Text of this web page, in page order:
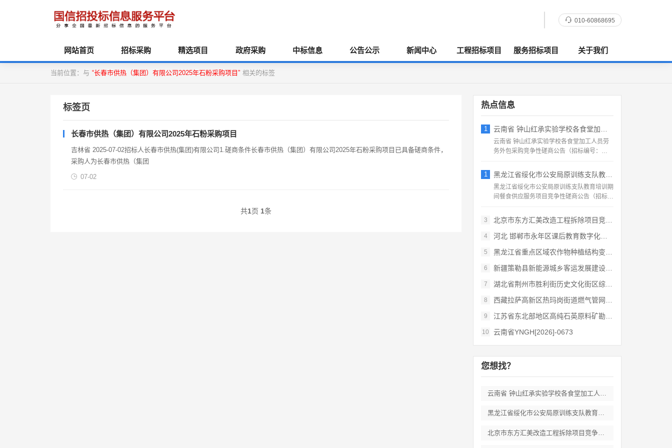
010-60868695
网站首页 招标采购 精选项目 政府采购 中标信息 公告公示 新闻中心 工程招标项目 服务招标项目 关于我们
当前位置：与 “长春市供热（集团）有限公司2025年石粉采购项目” 相关的标签
标签页
长春市供热（集团）有限公司2025年石粉采购项目
吉林省 2025-07-02招标人长春市供热(集团)有限公司1.磋商条件长春市供热（集团）有限公司2025年石粉采购项目已具备磋商条件，
采购人为长春市供热（集团
07-02
共1页 1条
热点信息
1 云南省 钟山红承实验学校各食堂加工人员劳
云南省 钟山红承实验学校各食堂加工人员劳
务外包采购竞争性磋商公告（招标编号：
1 黑龙江省绥化市公安局原训练支队教育培训期
黑龙江省绥化市公安局原训练支队教育培训期
间餐食供应服务项目竞争性磋商公告（招标编
3
北京市东方汇美改造工程拆除项目竞争性磋商
4 河北 邯郸市永年区课后教育数字化管理平台
5 黑龙江省重点区域农作物种植结构变化遥感
6 新疆策勒县新能源城乡客运发展建设项目
7 湖北省荆州市胜利街历史文化街区综合开发和
8 西藏拉萨高新区热玛岗街道燃气管网全覆盖延
9 江苏省东北部地区高纯石英原料矿勘查岩心钻
10 云南省YNGH[2026]-0673
您想找？
云南省 钟山红承实验学校各食堂加工人员劳
黑龙江省绥化市公安局原训练支队教育培训期